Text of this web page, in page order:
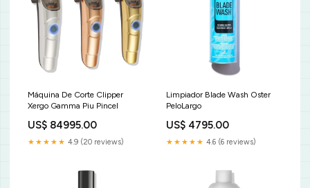
Máquina De Corte Clipper
Xergo Gamma Piu Pincel
US$ 84995.00
★★★★★ 4.9 (20 reviews)
Limpiador Blade Wash Oster
PeloLargo
US$ 4795.00
★★★★★ 4.6 (6 reviews)